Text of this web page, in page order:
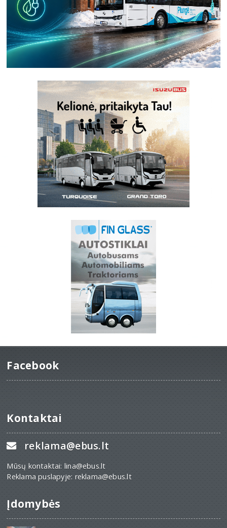
Facebook
Kontaktai
reklama@ebus.lt
Mūsų kontaktai: lina@ebus.lt
Reklama puslapyje: reklama@ebus.lt
Įdomybės